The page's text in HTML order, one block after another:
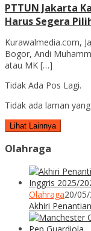
PTTUN Jakarta
Harus Segera
Kurawalmedia.com,
Bogor, Andi
atau MK […]
Tidak Ada Pos Lagi.
Tidak ada laman
Lihat Lainnya
Olahraga
Olahraga20/
Akhiri